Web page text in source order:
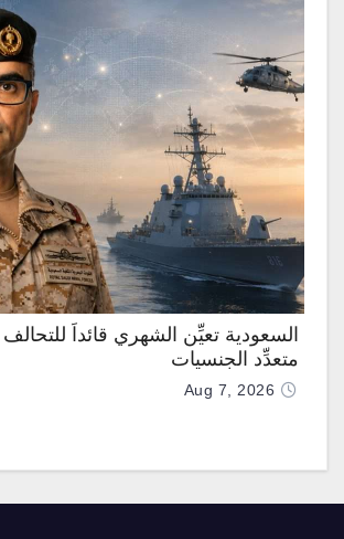
السعودية تعيِّن الشهري قائداً
متعدِّد الجنسيات
Aug 7, 2026